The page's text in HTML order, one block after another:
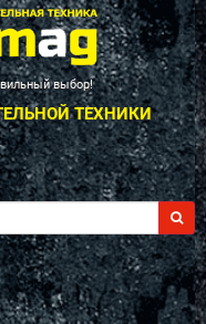
выбор!
ТЕХНИКИ